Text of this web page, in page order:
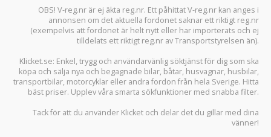
OBS! V-reg.nr är ej äkta reg.nr. Ett påhittat V-reg.nr kan anges i
annonsen om det aktuella fordonet saknar ett riktigt reg.nr
(exempelvis att fordonet är helt nytt eller har importerats och ej
tilldelats ett riktigt reg.nr av Transportstyrelsen än).
Klicket.se: Enkel, trygg och användarvänlig söktjänst för dig som ska
köpa och sälja nya och begagnade bilar, båtar, husvagnar, husbilar,
transportbilar, motorcyklar eller andra fordon från hela Sverige. Hitta
bäst priser. Upplev våra smarta sökfunktioner med snabba filter.
Tack för att du använder Klicket och delar det du gillar med dina
vänner!